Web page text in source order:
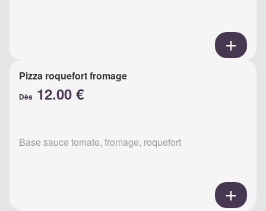
Pizza roquefort fromage
Dès 12.00 €
Base sauce tomate, fromage, roquefort